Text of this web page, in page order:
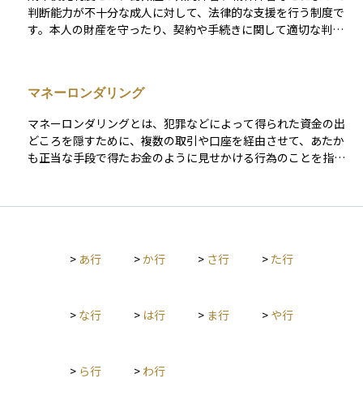
とになります。
判断能力が不十分な成人に対して、法律的な支援を行う制度で
す。本人の財産を守ったり、契約や手続きに関して適切な判断
判断能力の程度に応じて支援のレベルが異なります。また、将
来の備えとして判断能力があるうちに信頼できる人と契約を結
んでおく「任意後見制度」もあります。成年後見制度は、高齢
化が進む社会において、安心して生活し続けるための法的イン
フラとして重要な役割を果たしており、資産管理や相続、医
マネーロンダリング
マネーロンダリングとは、犯罪などによって得られた資金の出
どころを隠すために、複数の取引や口座を経由させて、あたか
も正当な手段で得たお金のように見せかける行為のことを指し
で、不正な資金の出所を特定しにくくするのが目的です。 資産
ど、厳しいルールに従って対応する必要があります。このた
切です。
> あ行 >か行 > さ行 > た行
> な行 > は行 > ま行 > や行
> ら行 > わ行